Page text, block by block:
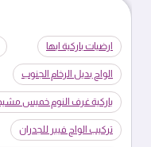
ارضيات باركية ابها
الواح بديل الرخام الجنوب
باركية غرف النوم خميس
تركيب الواح فيبر للجدران